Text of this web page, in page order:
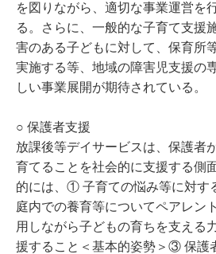
を図りながら、適切な事業運営を
る。さらに、一般的な子育て支援
害のある子どもに対して、保育所
実施する等、地域の障害児支援の
しい事業展開が期待されている。
○ 保護者支援
放課後等デイサービスは、保護者
育てることを社会的に支援する側
的には、① 子育ての悩み等に対す
庭内での養育等についてペアレン
用しながら子どもの育ちを支える
援すること＜基本的姿勢＞③ 保護